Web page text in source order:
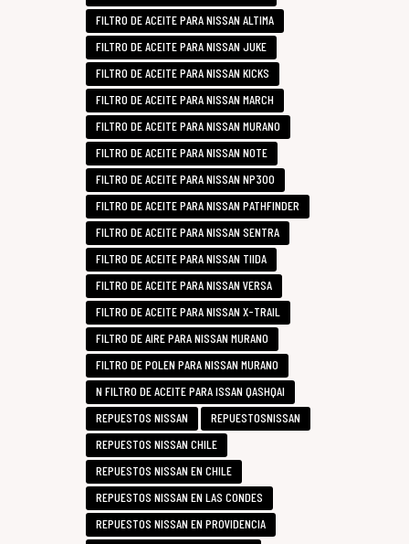
FILTRO DE ACEITE PARA NISSAN ALTIMA
FILTRO DE ACEITE PARA NISSAN JUKE
FILTRO DE ACEITE PARA NISSAN KICKS
FILTRO DE ACEITE PARA NISSAN MARCH
FILTRO DE ACEITE PARA NISSAN MURANO
FILTRO DE ACEITE PARA NISSAN NOTE
FILTRO DE ACEITE PARA NISSAN NP300
FILTRO DE ACEITE PARA NISSAN PATHFINDER
FILTRO DE ACEITE PARA NISSAN SENTRA
FILTRO DE ACEITE PARA NISSAN TIIDA
FILTRO DE ACEITE PARA NISSAN VERSA
FILTRO DE ACEITE PARA NISSAN X-TRAIL
FILTRO DE AIRE PARA NISSAN MURANO
FILTRO DE POLEN PARA NISSAN MURANO
N FILTRO DE ACEITE PARA ISSAN QASHQAI
REPUESTOS NISSAN
REPUESTOSNISSAN
REPUESTOS NISSAN CHILE
REPUESTOS NISSAN EN CHILE
REPUESTOS NISSAN EN LAS CONDES
REPUESTOS NISSAN EN PROVIDENCIA